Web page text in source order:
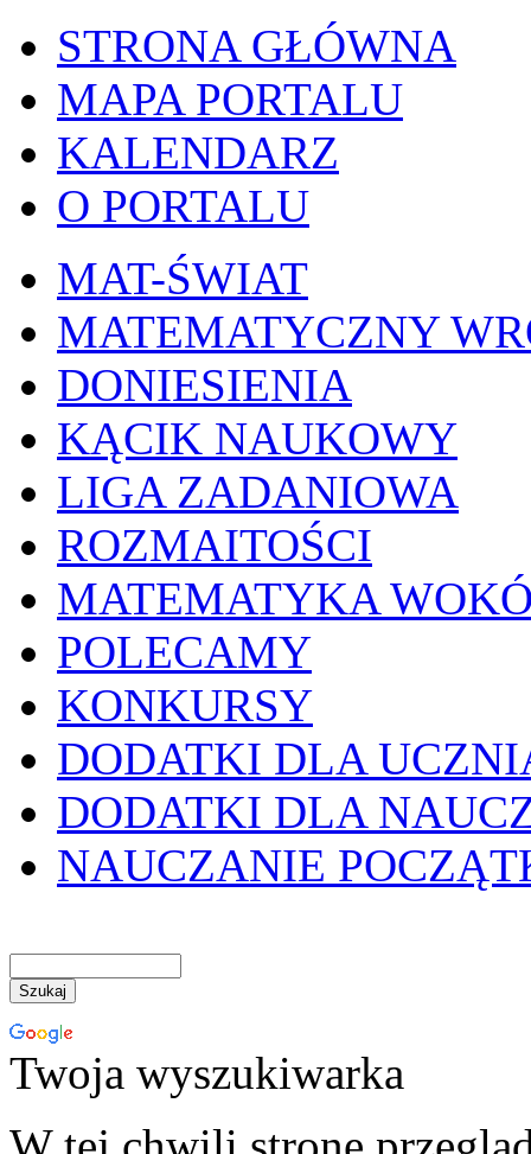
STRONA GŁÓWNA
MAPA PORTALU
KALENDARZ
O PORTALU
MAT-ŚWIAT
MATEMATYCZNY
DONIESIENIA
KĄCIK NAUKOWY
LIGA ZADANIOWA
ROZMAITOŚCI
MATEMATYKA
POLECAMY
KONKURSY
DODATKI DLA
DODATKI DLA
NAUCZANIE
Twoja wyszukiwarka